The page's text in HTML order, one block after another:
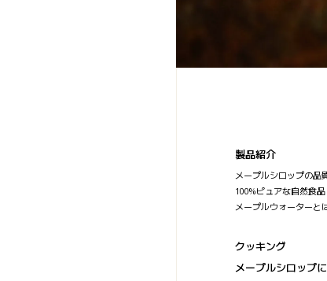
製品紹介
メープルシロップの品
100%ピュアな自然食品
メープルウォーターと
クッキング
メープルシロップ